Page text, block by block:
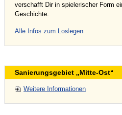
verschafft Dir in spielerischer Form
Geschichte.
Alle Infos zum Loslegen
Sanierungsgebiet „Mitte-Ost“
Weitere Informationen